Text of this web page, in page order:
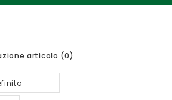
articolo (0)